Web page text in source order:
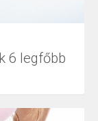
6 legfőbb